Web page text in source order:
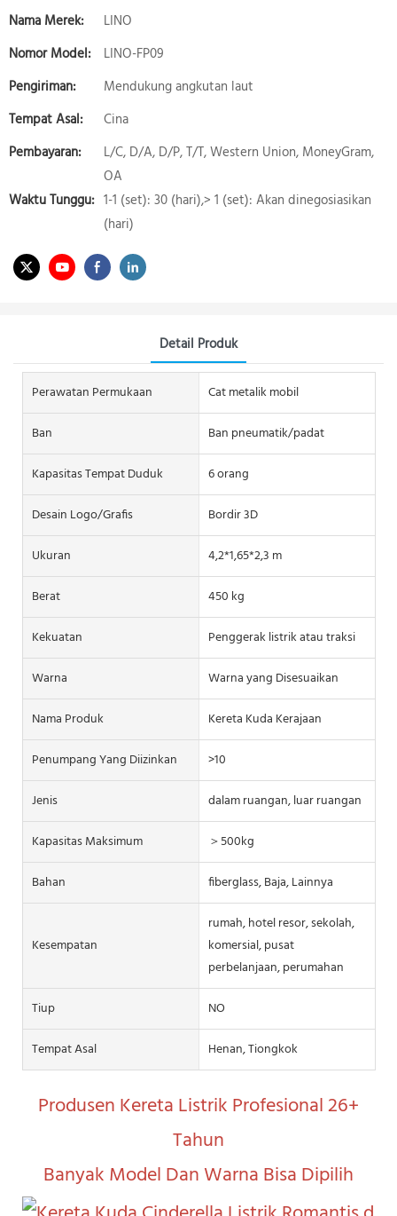
Nama Merek:
LINO
Nomor Model:
LINO-FP09
Pengiriman:
Mendukung angkutan laut
Tempat Asal:
Cina
Pembayaran:
L/C, D/A, D/P, T/T, Western Union, MoneyGram,
OA
Waktu Tunggu: 1-1 (set): 30 (hari),> 1 (set): Akan dinegosiasikan
(hari)
Detail Produk
Perawatan Permukaan
Cat metalik mobil
Ban
Ban pneumatik/padat
Kapasitas Tempat Duduk
6 orang
Desain Logo/grafis
Bordir 3D
Ukuran
4,2*1,65*2,3 m
Berat
450 kg
Kekuatan
Penggerak listrik atau traksi
Warna
Warna yang Disesuaikan
Nama Produk
Kereta Kuda Kerajaan
Penumpang Yang Diizinkan
>10
Jenis
dalam ruangan, luar ruangan
Kapasitas Maksimum
＞500kg
Bahan
fiberglass, Baja, Lainnya
Kesempatan
rumah, hotel resor, sekolah,
komersial, pusat
perbelanjaan, perumahan
Tiup
NO
Tempat Asal
Henan, Tiongkok
Tahun
Banyak Model Dan Warna Bisa Dipilih